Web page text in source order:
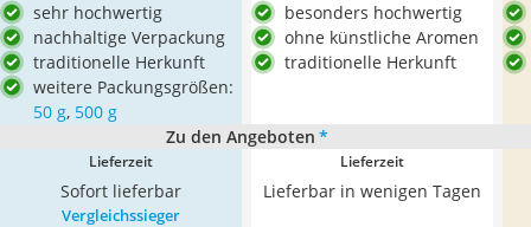
sehr hochwertig
nachhaltige Verpackung
traditionelle Herkunft
weitere Packungsgrößen:
50 g, 500 g
besonders hochwertig
ohne künstliche Aromen
traditionelle Herkunft
Zu den Angeboten *
Lieferzeit
Sofort lieferbar
Lieferzeit
Lieferbar in wenigen Tagen
Vergleichssieger